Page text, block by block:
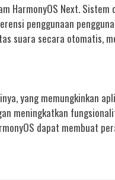
HarmonyOS Next. Sistem
penggunaan
suara secara otomatis,
yang memungkinkan
meningkatkan
dapat membuat